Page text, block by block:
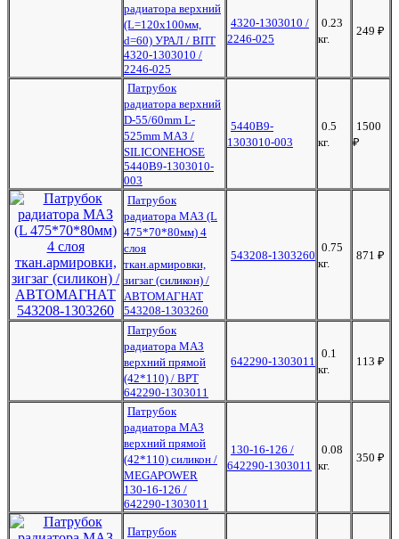
радиатора верхний
(L=120х100мм,
d=60) УРАЛ / ВПТ
4320-1303010 /
2246-025
4320-1303010 /
2246-025
0.23
кг.
249 ₽
Патрубок
радиатора верхний
D-55/60mm L-
525mm МАЗ /
SILICONEHOSE
5440В9-1303010-
003
5440В9-
1303010-003
0.5
кг.
1500
₽
Патрубок
радиатора МАЗ (L
475*70*80мм) 4
слоя
ткан.армировки,
зигзаг (силикон) /
АВТОМАГНАТ
543208-1303260
543208-1303260
0.75
кг.
871 ₽
Патрубок
радиатора МАЗ
верхний прямой
(42*110) / ВРТ
642290-1303011
642290-1303011
0.1
кг.
113 ₽
Патрубок
радиатора МАЗ
верхний прямой
(42*110) силикон /
MEGAPOWER
130-16-126 /
642290-1303011
130-16-126 /
642290-1303011
0.08
кг.
350 ₽
Патрубок